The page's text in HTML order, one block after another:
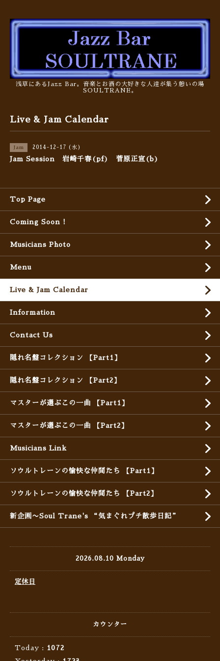
浅草にあるJazz Bar。音楽とお酒の大好きな人達が集う憩いの場
SOULTRANE。
Live & Jam Calendar
Jam 2014-12-17 (水)
Jam Session 岩崎千春(pf) 菅原正宣(b)
Top Page
Coming Soon !
Musicians Photo
Menu
Live & Jam Calendar
Information
Contact Us
隠れ名盤コレクション 【Part1】
隠れ名盤コレクション 【Part2】
マスターが選ぶこの一曲 【Part1】
マスターが選ぶこの一曲 【Part2】
Musicians Link
ソウルトレーンの愉快な仲間たち 【Part1】
ソウルトレーンの愉快な仲間たち 【Part2】
新企画〜Soul Trane's “気まぐれプチ散歩日記”
2026.08.10 Monday
定休日
カウンター
Today :
1072